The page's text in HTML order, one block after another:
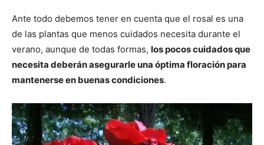
Ante todo debemos tener en cuenta que el rosal es una
de las plantas que menos cuidados necesita durante el
verano, aunque de todas formas, los pocos cuidados que
necesita deberán asegurarle una óptima floración para
mantenerse en buenas condiciones.